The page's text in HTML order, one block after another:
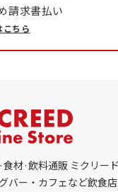
請求書払い
こちら
材·飲料通販 ミクリード
バー・カフェなど飲食